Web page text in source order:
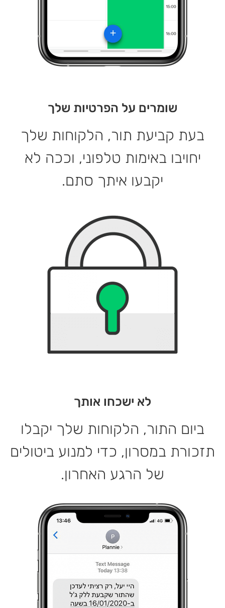
שומרים על הפרטיות שלך
בעת קביעת תור, הלקוחות שלך
יחויבו באימות טלפוני, וככה לא
יקבעו איתך סתם.
לא ישכחו אותך
ביום התור, הלקוחות שלך יקבלו
תזכורת במסרון, כדי למנוע ביטולים
של הרגע האחרון.